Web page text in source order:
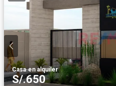
Casa·en alquiler
S/.650